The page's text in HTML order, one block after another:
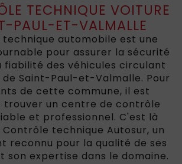
TECHNIQUE VOITURE
PAUL-ET-VALMALLE
automobile est une
pour assurer la sécurité
des véhicules circulant
de Saint-Paul-et-Valmalle. Pour
de cette commune, il est
trouver un centre de contrôle
et professionnel. C'est là
technique Autosur, un
reconnu pour la qualité de ses
son expertise dans le domaine.